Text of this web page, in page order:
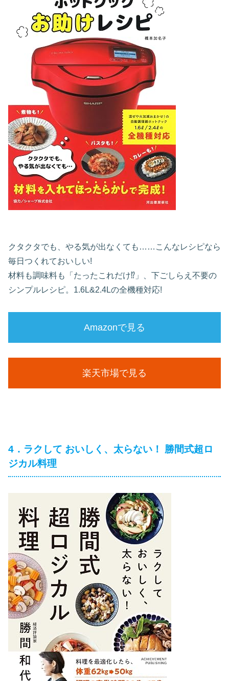
クタクタでも、やる気が出なくても……こんなレシピなら
毎日つくれておいしい!
材料も調味料も「たったこれだけ⁉」、下ごしらえ不要の
シンプルレシピ。1.6L&2.4Lの全機種対応!
Amazonで見る
楽天市場で見る
4．ラクして おいしく、太らない！ 勝間式超ロ
ジカル料理